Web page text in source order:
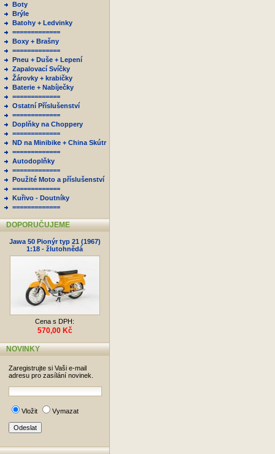
Boty
Brýle
Batohy + Ledvinky
=============
Boxy + Brašny
=============
Pneu + Duše + Lepení
Zapalovací Svíčky
Žárovky + krabičky
Baterie + Nabíječky
=============
Ostatní Příslušenství
=============
Doplňky na Choppery
=============
ND na Minibike + China Skútr
=============
Autodoplňky
=============
Použité Moto a příslušenství
=============
Kuřivo - Doutníky
=============
DOPORUČUJEME
Jawa 50 Pionýr typ 21 (1967)
1:18 - žlutohnědá
Cena s DPH:
570,00 Kč
NOVINKY
Zaregistrujte si Vaši e-mail
adresu pro zasílání novinek.
Vložit Vymazat